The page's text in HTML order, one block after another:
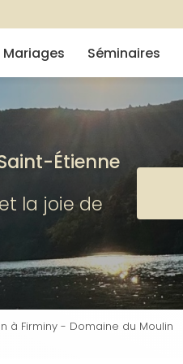
Mariages Séminaires
Étienne
la joie de
à Firminy - Domaine du Moulin